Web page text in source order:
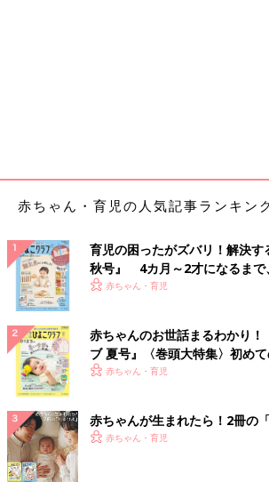
赤ちゃん・育児の人気記事ランキン
育児の困ったがズバリ！解決す
秋号』 4カ月～2才になるまで
いっぱい！
赤ちゃん・育児
赤ちゃんのお世話まるわかり！
ブ 夏号』〈巻頭大特集〉初め
く！ おっぱい・ミルクの基本と
赤ちゃん・育児
赤ちゃんが生まれたら！2冊の
赤ちゃん・育児